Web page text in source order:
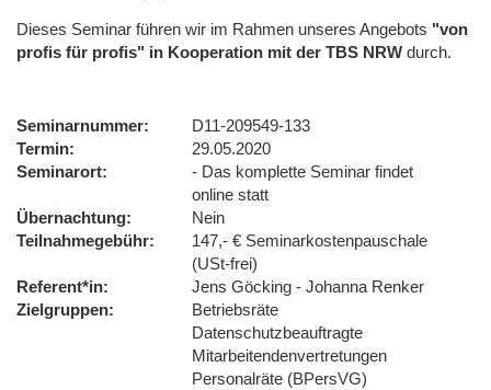
Dieses Seminar führen wir im Rahmen unseres Angebots "von
profis für profis" in Kooperation mit der TBS NRW durch.
Seminarnummer
D11-209549-133
Termin
29.05.2020
Seminarort
- Das komplette Seminar findet
online statt
Übernachtung
Nein
Teilnahmegebühr
147,- € Seminarkostenpauschale
(USt-frei)
Referent*in
Jens Göcking - Johanna Renker
Zielgruppen
Betriebsräte
Datenschutzbeauftragte
Mitarbeitendenvertretungen
Personalräte (BPersVG)